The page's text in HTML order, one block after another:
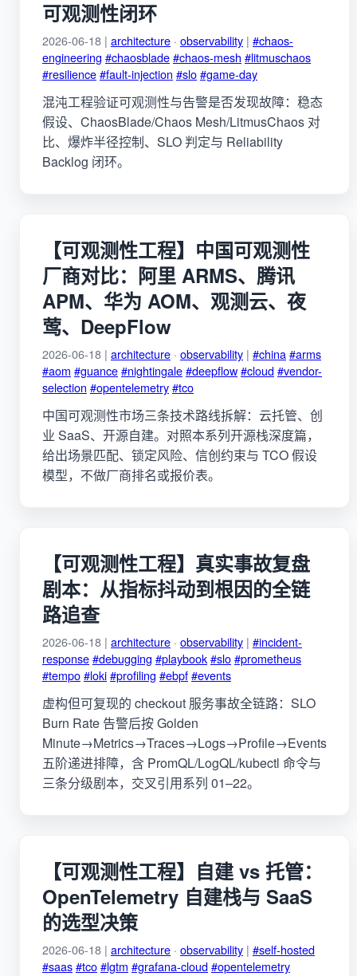
可观测性闭环
2026-06-18 | architecture · observability | #chaos-
engineering #chaosblade#chaos-mesh #litmuschaos
#resilience#fault-injection #slo#game-day
混沌工程验证可观测性与告警是否发现故障：稳态
假设、ChaosBlade/Chaos Mesh/LitmusChaos 对
比、爆炸半径控制、SLO 判定与 Reliability
Backlog 闭环。
【可观测性工程】中国可观测性
厂商对比：阿里 ARMS、腾讯
APM、华为 AOM、观测云、夜
莺、DeepFlow
2026-06-18 | architecture · observability | #china#arms
#aom #guance#nightingale#deepflow#cloud#vendor-
selection #opentelemetry#tco
中国可观测性市场三条技术路线拆解：云托管、创
业 SaaS、开源自建。对照本系列开源栈深度篇，
给出场景匹配、锁定风险、信创约束与 TCO 假设
模型，不做厂商排名或报价表。
【可观测性工程】真实事故复盘
剧本：从指标抖动到根因的全链
路追查
2026-06-18 | architecture · observability | #incident-
response#debugging #playbook#slo#prometheus
#tempo#loki#profiling #ebpf#events
虚构但可复现的 checkout 服务事故全链路：SLO
Burn Rate 告警后按 Golden
Minute→Metrics→Traces→Logs→Profile→Events
五阶递进排障，含 PromQL/LogQL/kubectl 命令与
三条分级剧本，交叉引用系列 01–22。
【可观测性工程】自建 vs 托管：
OpenTelemetry 自建栈与 SaaS
的选型决策
2026-06-18 | architecture · observability | #self-hosted
#saas#tco#lgtm #grafana-cloud#opentelemetry